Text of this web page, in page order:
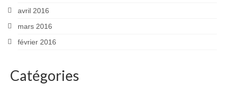
avril 2016
mars 2016
février 2016
Catégories